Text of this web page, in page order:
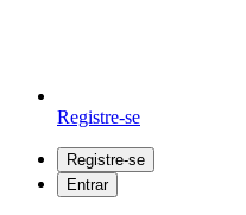
Registre-se
Registre-se
Entrar